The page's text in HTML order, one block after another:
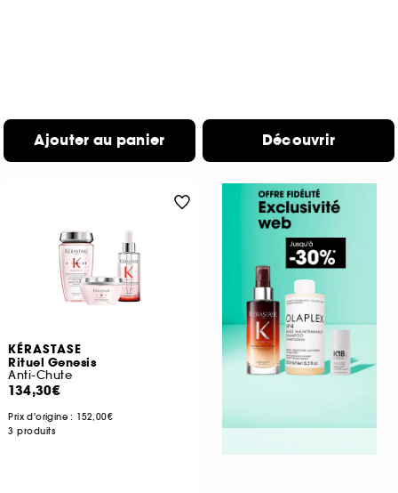
Ajouter au panier Découvrir
KÉRASTASE
Rituel Genesis
Anti-Chute
134,30€
Prix d'origine : 152,00€
3 produits